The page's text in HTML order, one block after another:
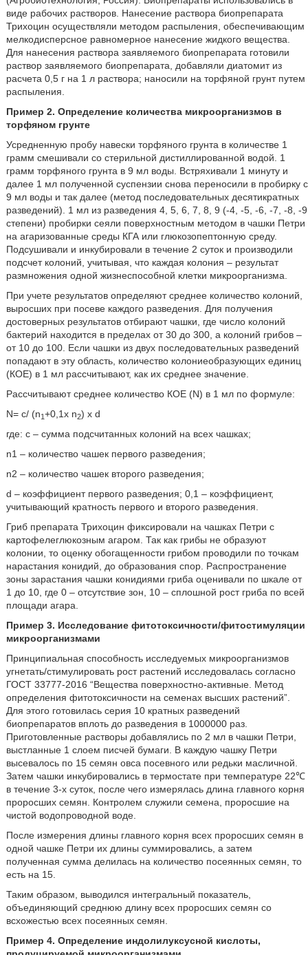
виде рабочих растворов. Нанесение раствора биопрепарата
Трихоцин осуществляли методом распыления, обеспечивающим
мелкодисперсное равномерное нанесение жидкого вещества.
Для нанесения раствора заявляемого биопрепарата готовили
раствор заявляемого биопрепарата, добавляли диатомит из
расчета 0,5 г на 1 л раствора; наносили на торфяной грунт путем
распыления.
Пример 2. Определение количества микроорганизмов в
торфяном грунте
Усредненную пробу навески торфяного грунта в количестве 1
грамм смешивали со стерильной дистиллированной водой. 1
грамм торфяного грунта в 9 мл воды. Встряхивали 1 минуту и
далее 1 мл полученной суспензии снова переносили в пробирку с
9 мл воды и так далее (метод последовательных десятикратных
разведений). 1 мл из разведения 4, 5, 6, 7, 8, 9 (-4, -5, -6, -7, -8, -9
степени) пробирки сеяли поверхностным методом в чашки Петри
на агаризованные среды КГА или глюкозопептонную среду.
Подсушивали и инкубировали в течение 2 суток и производили
подсчет колоний, учитывая, что каждая колония – результат
размножения одной жизнеспособной клетки микроорганизма.
При учете результатов определяют среднее количество колоний,
выросших при посеве каждого разведения. Для получения
достоверных результатов отбирают чашки, где число колоний
бактерий находится в пределах от 30 до 300, а колоний грибов –
от 10 до 100. Если чашки из двух последовательных разведений
попадают в эту область, количество колониеобразующих единиц
(КОЕ) в 1 мл рассчитывают, как их среднее значение.
Рассчитывают среднее количество КОЕ (N) в 1 мл по формуле:
N= c/ (n1+0,1х n2) х d
где: c – сумма подсчитанных колоний на всех чашках;
n1 – количество чашек первого разведения;
n2 – количество чашек второго разведения;
d – коэффициент первого разведения; 0,1 – коэффициент,
учитывающий кратность первого и второго разведения.
Гриб препарата Трихоцин фиксировали на чашках Петри с
картофелеглюкозным агаром. Так как грибы не образуют
колонии, то оценку обогащенности грибом проводили по точкам
нарастания конидий, до образования спор. Распространение
зоны зарастания чашки конидиями гриба оценивали по шкале от
1 до 10, где 0 – отсутствие зон, 10 – сплошной рост гриба по всей
площади агара.
Пример 3. Исследование фитотоксичности/фитостимуляции
микроорганизмами
Принципиальная способность исследуемых микроорганизмов
угнетать/стимулировать рост растений исследовалась согласно
ГОСТ 33777-2016 “Вещества поверхностно-активные. Метод
определения фитотоксичности на семенах высших растений”.
Для этого готовилась серия 10 кратных разведений
биопрепаратов вплоть до разведения в 1000000 раз.
Приготовленные растворы добавлялись по 2 мл в чашки Петри,
выстланные 1 слоем писчей бумаги. В каждую чашку Петри
высевалось по 15 семян овса посевного или редьки масличной.
Затем чашки инкубировались в термостате при температуре 22℃
в течение 3-х суток, после чего измерялась длина главного корня
проросших семян. Контролем служили семена, проросшие на
чистой водопроводной воде.
После измерения длины главного корня всех проросших семян в
одной чашке Петри их длины суммировались, а затем
полученная сумма делилась на количество посеянных семян, то
есть на 15.
Таким образом, выводился интегральный показатель,
объединяющий среднюю длину всех проросших семян со
всхожестью всех посеянных семян.
Пример 4. Определение индолилуксусной кислоты,